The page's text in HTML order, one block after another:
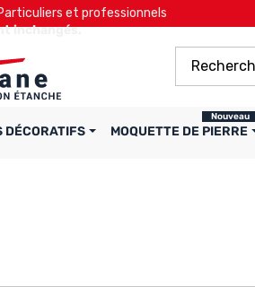
et professionnels
inchangés.
DÉCORATIFS MOQUETTE DE PIERRE
Nouveau